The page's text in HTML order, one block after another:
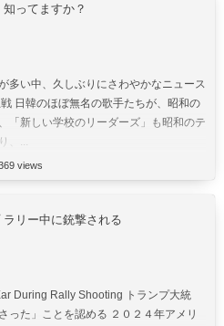
ってますか？
多い中、久しぶりにさわやかなニュース
日韓のほぼ無名の歌手たちが、昭和の
「新しい学校のリーダーズ」も昭和のテ
、...
views
ラリー中に銃撃される
During Rally Shooting トランプ大統
った」ことを認める ２０２４年アメリ